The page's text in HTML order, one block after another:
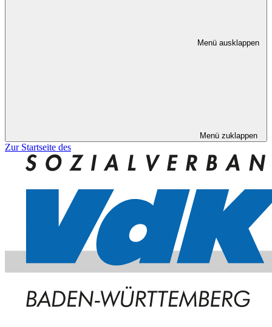
Menü ausklappen
Menü zuklappen
Zur Startseite des